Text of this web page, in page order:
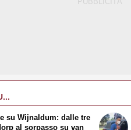
su Wijnaldum: dalle tre
al sorpasso su van